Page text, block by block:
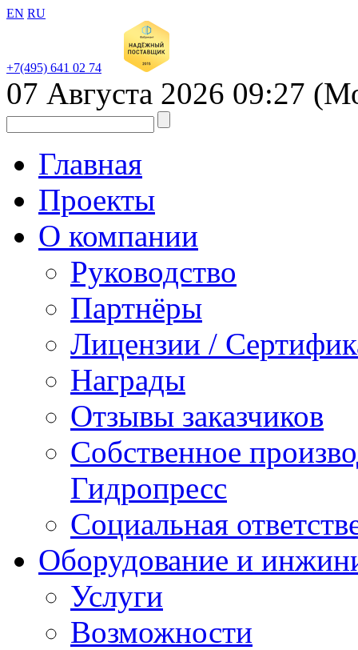
EN RU
+7(495) 641 02 74
07 Августа 2026 09:27
Главная
Проекты
О компании
Руководство
Партнёры
Лицензии /
Награды
Отзывы заказчиков
Собственное
Гидропресс
Социальная
Оборудование и
Услуги
Возможности